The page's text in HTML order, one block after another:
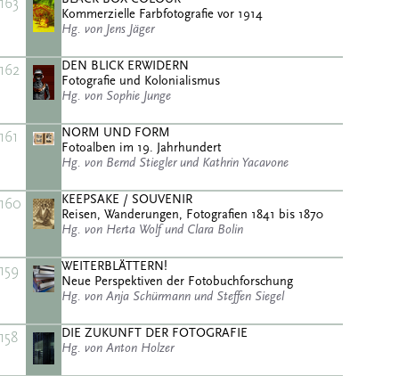
Kommerzielle Farbfotografie vor 1914
Hg. von Jens Jäger
162
DEN BLICK ERWIDERN
Fotografie und Kolonialismus
Hg. von Sophie Junge
161
NORM UND FORM
Fotoalben im 19. Jahrhundert
Hg. von Bernd Stiegler und Kathrin Yacavone
160
KEEPSAKE / SOUVENIR
Reisen, Wanderungen, Fotografien 1841 bis 1870
Hg. von Herta Wolf und Clara Bolin
159
WEITERBLÄTTERN!
Neue Perspektiven der Fotobuchforschung
Hg. von Anja Schürmann und Steffen Siegel
158
DIE ZUKUNFT DER FOTOGRAFIE
Hg. von Anton Holzer